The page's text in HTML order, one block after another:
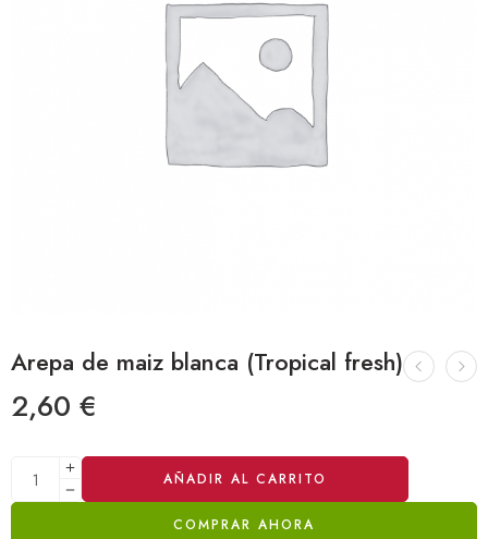
Arepa de maiz blanca (Tropical fresh)
2,60 €
AÑADIR AL CARRITO
COMPRAR AHORA
Alternative: